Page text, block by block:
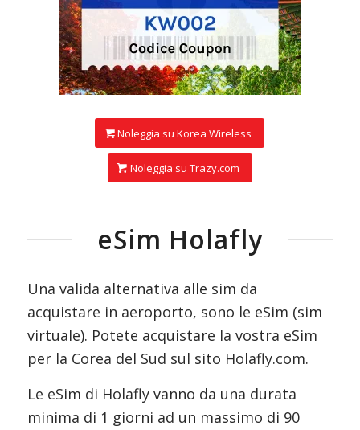
Noleggia su Korea Wireless
Noleggia su Trazy.com
eSim Holafly
Una valida alternativa alle sim da
acquistare in aeroporto, sono le eSim (sim
virtuale). Potete acquistare la vostra eSim
per la Corea del Sud sul sito Holafly.com.
Le eSim di Holafly vanno da una durata
minima di 1 giorni ad un massimo di 90